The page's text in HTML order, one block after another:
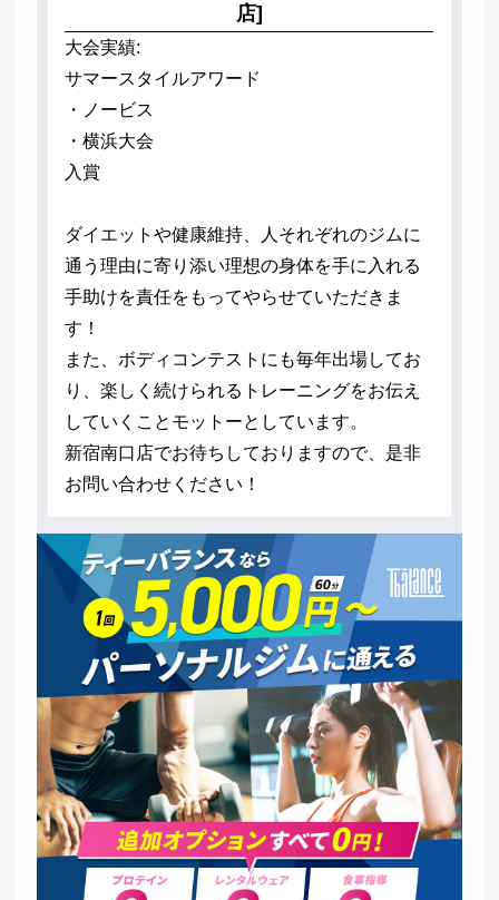
店]
大会実績:
サマースタイルアワード
・ノービス
・横浜大会
入賞
ダイエットや健康維持、人それぞれのジムに
通う理由に寄り添い理想の身体を手に入れる
手助けを責任をもってやらせていただきま
す！
また、ボディコンテストにも毎年出場してお
り、楽しく続けられるトレーニングをお伝え
していくことモットーとしています。
新宿南口店でお待ちしておりますので、是非
お問い合わせください！